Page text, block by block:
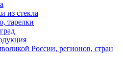
из стекла
тарелки
России, регионов, стран